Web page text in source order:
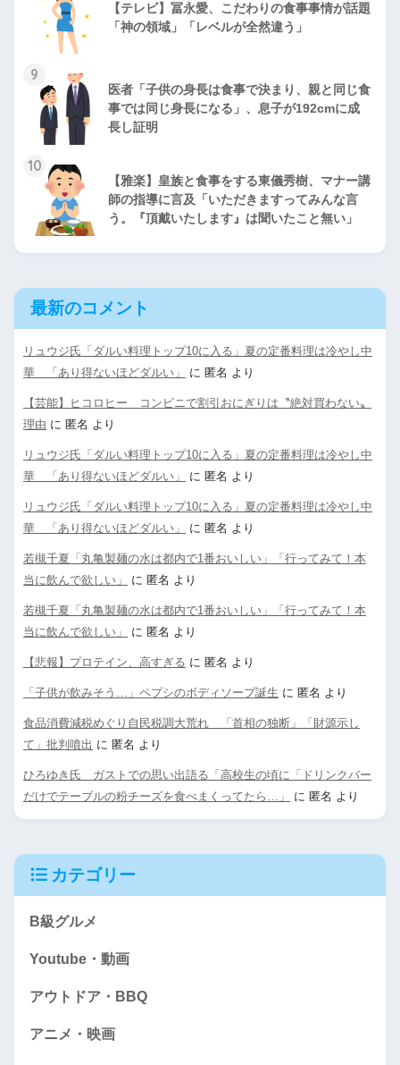
【テレビ】冨永愛、こだわりの食事事情が話題
「神の領域」「レベルが全然違う」
9
医者「子供の身長は食事で決まり、親と同じ食
事では同じ身長になる」、息子が192cmに成
長し証明
10
【雅楽】皇族と食事をする東儀秀樹、マナー講
師の指導に言及「いただきますってみんな言
う。『頂戴いたします』は聞いたこと無い」
最新のコメント
リュウジ氏「ダルい料理トップ10に入る」夏の定番料理は冷やし中
華 「あり得ないほどダルい」
に 匿名 より
【芸能】ヒコロヒー コンビニで割引おにぎりは〝絶対買わない〟
理由 に 匿名 より
リュウジ氏「ダルい料理トップ10に入る」夏の定番料理は冷やし中
華 「あり得ないほどダルい」
に 匿名 より
リュウジ氏「ダルい料理トップ10に入る」夏の定番料理は冷やし中
華 「あり得ないほどダルい」
に 匿名 より
若槻千夏「丸亀製麺の水は都内で1番おいしい」「行ってみて！本
当に飲んで欲しい」
に 匿名 より
若槻千夏「丸亀製麺の水は都内で1番おいしい」「行ってみて！本
当に飲んで欲しい」
に 匿名 より
【悲報】プロテイン、高すぎる に 匿名 より
「子供が飲みそう…」ペプシのボディソープ誕生 に 匿名 より
食品消費減税めぐり自民税調大荒れ 「首相の独断」「財源示し
て」批判噴出 に 匿名 より
ひろゆき氏 ガストでの思い出語る「高校生の頃に「ドリンクバー
だけでテーブルの粉チーズを食べまくってたら…」
に 匿名 より
カテゴリー
B級グルメ
Youtube・動画
アウトドア・BBQ
アニメ・映画